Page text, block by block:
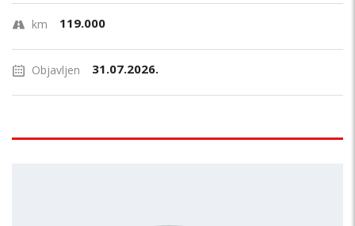
km 119.000
Objavljen 31.07.2026.